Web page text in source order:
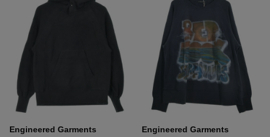
Engineered Garments Engineered Garments